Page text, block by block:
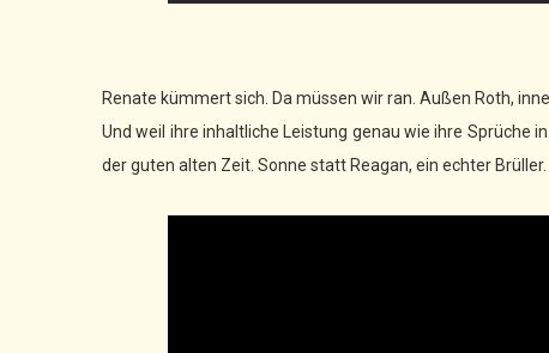
Renate kümmert sich. Da müssen wir ran. Außen Roth,
Und weil ihre inhaltliche Leistung genau wie ihre Sprüche
der guten alten Zeit. Sonne statt Reagan, ein echter Brüller.